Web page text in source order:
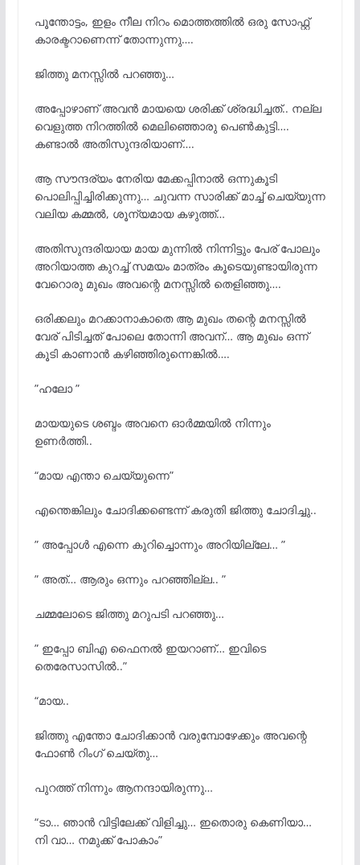
പൂന്തോട്ടം, ഇളം നീല നിറം മൊത്തത്തിൽ ഒരു സോഫ്റ്റ്
കാരക്ടറാണെന്ന് തോന്നുന്നു….
ജിത്തു മനസ്സിൽ പറഞ്ഞു…
അപ്പോഴാണ് അവൻ മായയെ ശരിക്ക് ശ്രദ്ധിച്ചത്.. നല്ല
വെളുത്ത നിറത്തിൽ മെലിഞ്ഞൊരു പെൺകുട്ടി….
കണ്ടാൽ അതിസുന്ദരിയാണ്….
ആ സൗന്ദര്യം നേരിയ മേക്കപ്പിനാൽ ഒന്നുകൂടി
പൊലിപ്പിച്ചിരിക്കുന്നു… ചുവന്ന സാരിക്ക് മാച്ച് ചെയ്യുന്ന
വലിയ കമ്മൽ, ശൂന്യമായ കഴുത്ത്…
അതിസുന്ദരിയായ മായ മുന്നിൽ നിന്നിട്ടും പേര് പോലും
അറിയാത്ത കുറച്ച് സമയം മാത്രം കൂടെയുണ്ടായിരുന്ന
വേറൊരു മുഖം അവന്റെ മനസ്സിൽ തെളിഞ്ഞു….
ഒരിക്കലും മറക്കാനാകാതെ ആ മുഖം തന്റെ മനസ്സിൽ
വേര് പിടിച്ചത് പോലെ തോന്നി അവന്… ആ മുഖം ഒന്ന്
കൂടി കാണാൻ കഴിഞ്ഞിരുന്നെങ്കിൽ….
”ഹലോ ”
മായയുടെ ശബ്ദം അവനെ ഓർമ്മയിൽ നിന്നും
ഉണർത്തി..
“മായ എന്താ ചെയ്യുന്നെ”
എന്തെങ്കിലും ചോദിക്കണ്ടെന്ന് കരുതി ജിത്തു ചോദിച്ചു..
” അപ്പോൾ എന്നെ കുറിച്ചൊന്നും അറിയില്ലേ… ”
” അത്… ആരും ഒന്നും പറഞ്ഞില്ല.. ”
ചമ്മലോടെ ജിത്തു മറുപടി പറഞ്ഞു…
” ഇപ്പോ ബിഎ ഫൈനൽ ഇയറാണ്… ഇവിടെ
തെരേസാസിൽ..”
“മായ..
ജിത്തു എന്തോ ചോദിക്കാൻ വരുമ്പോഴേക്കും അവന്റെ
ഫോൺ റിംഗ് ചെയ്തു…
പുറത്ത് നിന്നും ആനന്ദായിരുന്നു…
“ടാ… ഞാൻ വിട്ടിലേക്ക് വിളിച്ചു… ഇതൊരു കെണിയാ…
നി വാ… നമുക്ക് പോകാം”